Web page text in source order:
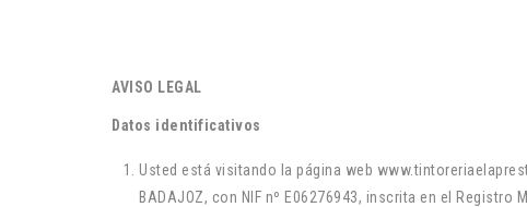
AVISO LEGAL
Datos identificativos
Usted está visitando la página web
BADAJOZ, con NIF nº E06276943, inscrita en el Registro